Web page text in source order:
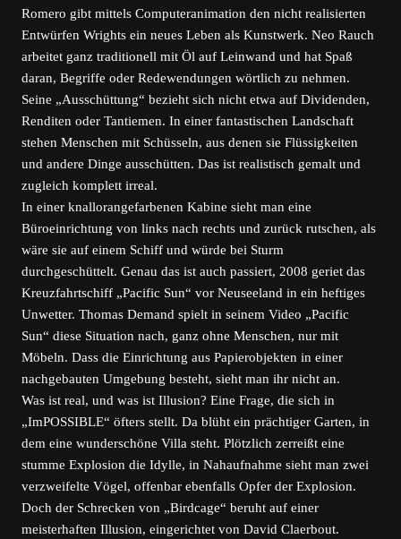
Romero gibt mittels Computeranimation den nicht realisierten
Entwürfen Wrights ein neues Leben als Kunstwerk. Neo Rauch
arbeitet ganz traditionell mit Öl auf Leinwand und hat Spaß
daran, Begriffe oder Redewendungen wörtlich zu nehmen.
Seine „Ausschüttung“ bezieht sich nicht etwa auf Dividenden,
Renditen oder Tantiemen. In einer fantastischen Landschaft
stehen Menschen mit Schüsseln, aus denen sie Flüssigkeiten
und andere Dinge ausschütten. Das ist realistisch gemalt und
zugleich komplett irreal.
In einer knallorangefarbenen Kabine sieht man eine
Büroeinrichtung von links nach rechts und zurück rutschen, als
wäre sie auf einem Schiff und würde bei Sturm
durchgeschüttelt. Genau das ist auch passiert, 2008 geriet das
Kreuzfahrtschiff „Pacific Sun“ vor Neuseeland in ein heftiges
Unwetter. Thomas Demand spielt in seinem Video „Pacific
Sun“ diese Situation nach, ganz ohne Menschen, nur mit
Möbeln. Dass die Einrichtung aus Papierobjekten in einer
nachgebauten Umgebung besteht, sieht man ihr nicht an.
Was ist real, und was ist Illusion? Eine Frage, die sich in
„ImPOSSIBLE“ öfters stellt. Da blüht ein prächtiger Garten, in
dem eine wunderschöne Villa steht. Plötzlich zerreißt eine
stumme Explosion die Idylle, in Nahaufnahme sieht man zwei
verzweifelte Vögel, offenbar ebenfalls Opfer der Explosion.
Doch der Schrecken von „Birdcage“ beruht auf einer
meisterhaften Illusion, eingerichtet von David Claerbout.